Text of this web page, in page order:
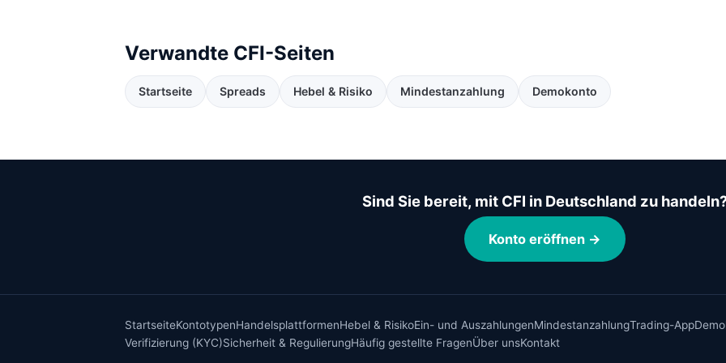
Verwandte CFI-Seiten
Startseite Spreads Hebel & Risiko Mindestanzahlung Demokonto
Sind Sie bereit, mit CFI in Deutschland zu
Konto eröffnen →
StartseiteKontotypenHandelsplattformenHebel & RisikoEin- und AuszahlungenMindestanzahlungTrading-App
Verifizierung (KYC)Sicherheit & RegulierungHäufig gestellte FragenÜber unsKontakt